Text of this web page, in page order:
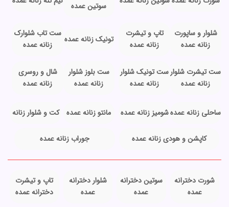
سوتین عمده
شلوار و ساپورت
زنانه عمده
تاپ و تیشرت
زنانه عمده
تونیک زنانه عمده
ست تاب شلوارک
زنانه عمده
ست تیشرت شلوار
زنانه عمده
ست تونیک شلوار
زنانه عمده
ست بلوز شلوار
زنانه عمده
شال و روسری
زنانه عمده
ساحلی زنانه عمدهشومیز زنانه عمده مانتو زنانه عمده کت و شلوار زنانه
کاپشن و هودی زنانه عمده جوراب زنانه عمده
شورت دخترانه
عمده
سوتین دخترانه
عمده
شلوار دخترانه
عمده
تاپ و تیشرت
دخترانه عمده